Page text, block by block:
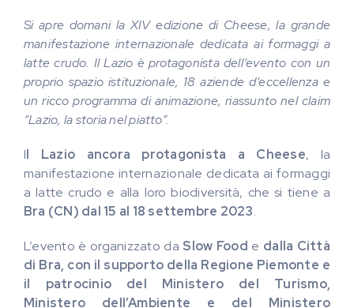
Si apre domani la XIV edizione di Cheese, la grande
manifestazione internazionale dedicata ai formaggi a
latte crudo. Il Lazio è protagonista dell’evento con un
proprio spazio istituzionale, 18 aziende d’eccellenza e
un ricco programma di animazione, riassunto nel claim
“Lazio, la storia nel piatto”.
Il Lazio ancora protagonista a Cheese, la
manifestazione internazionale dedicata ai formaggi
a latte crudo e alla loro biodiversità, che si tiene a
Bra (CN) dal 15 al 18 settembre 2023.
L’evento è organizzato da Slow Food e dalla Città
di Bra, con il supporto della Regione Piemonte e
il patrocinio del Ministero del Turismo,
Ministero dell’Ambiente e del Ministero